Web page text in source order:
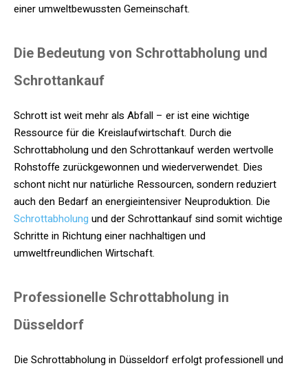
einer umweltbewussten Gemeinschaft.
Die Bedeutung von Schrottabholung und
Schrottankauf
Schrott ist weit mehr als Abfall – er ist eine wichtige
Ressource für die Kreislaufwirtschaft. Durch die
Schrottabholung und den Schrottankauf werden wertvolle
Rohstoffe zurückgewonnen und wiederverwendet. Dies
schont nicht nur natürliche Ressourcen, sondern reduziert
auch den Bedarf an energieintensiver Neuproduktion. Die
Schrottabholung und der Schrottankauf sind somit wichtige
Schritte in Richtung einer nachhaltigen und
umweltfreundlichen Wirtschaft.
Professionelle Schrottabholung in
Düsseldorf
Die Schrottabholung in Düsseldorf erfolgt professionell und